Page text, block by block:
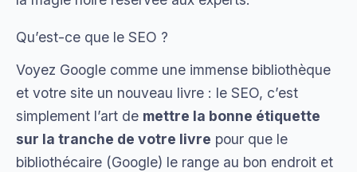
Qu’est-ce que le SEO ?
Voyez Google comme une immense bibliothèque
et votre site un nouveau livre : le SEO, c’est
simplement l’art de mettre la bonne étiquette
sur la tranche de votre livre pour que le
bibliothécaire (Google) le range au bon endroit et